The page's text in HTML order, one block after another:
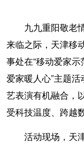
九九重阳敬老情
来临之际，天津移
事处在“移动爱家
爱家暖人心”主题
艺表演有机融合，
受科技温度、跨越
活动现场，天津